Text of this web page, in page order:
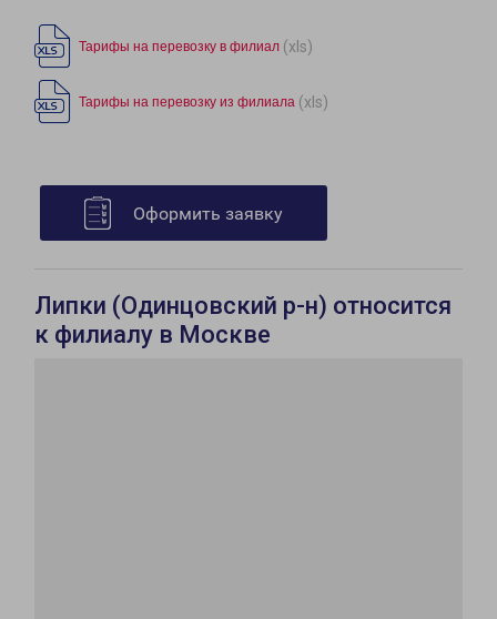
Тарифы на перевозку в филиал (xls)
Тарифы на перевозку из филиала (xls)
Оформить заявку
Липки (Одинцовский р-н) относится
к филиалу в Москве